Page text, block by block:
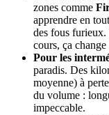
zones comme
apprendre en
des fous furieux.
cours, ça
Pour les
paradis. Des
moyenne) à
du volume :
impeccable.